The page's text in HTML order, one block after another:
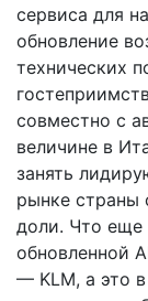
сервиса для
обновление
технических
совместно с
величине в
занять
рынке страны
доли. Что еще
обновленной
— KLM, а это